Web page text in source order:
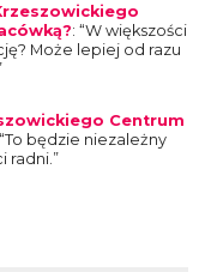
: “W większości
Może lepiej od razu
Centrum
To będzie niezależny
radni. ”